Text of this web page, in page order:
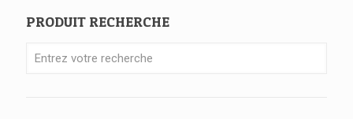
PRODUIT RECHERCHE